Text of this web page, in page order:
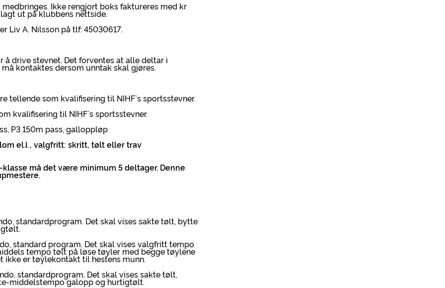
Ikke rengjort boks faktureres med kr
ut på klubbens nettside.
Liv A. Nilsson på tlf: 45030617.
drive stevnet. Det forventes at alle deltar i
kontaktes dersom unntak skal gjøres.
tellende som kvalifisering til NIHF`s sportsstevner.
kvalifisering til NIHF`s sportsstevner.
P3 150m pass, galloppløp
el.l , valgfritt: skritt, tølt eller trav
må det være minimum 5 deltager. Denne
standardprogram. Det skal vises sakte tølt, bytte
standard program. Det skal vises valgfritt tempo
tempo tølt på løse tøyler med begge tøylene
ikke er tøylekontakt til hestens munn.
standardprogram. Det skal vises sakte tølt,
middelstempo galopp og hurtigtølt.